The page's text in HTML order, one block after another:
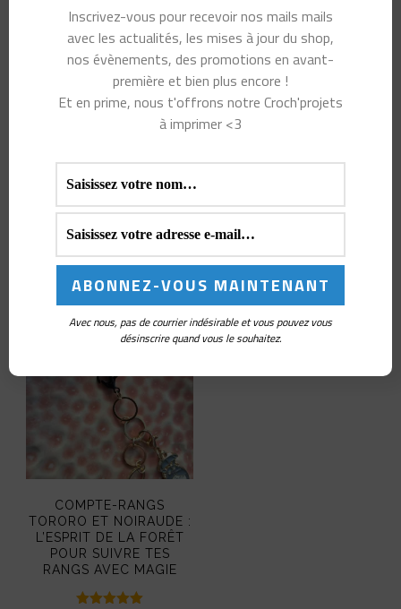
Marqueur de maille
Totoro et Noiraudes :
Crochète avec la magie
Vous aimerez peut-
être aussi…
COMPTE-RANGS
TORORO ET NOIRAUDE :
L’ESPRIT DE LA FORÊT
POUR SUIVRE TES
RANGS AVEC MAGIE
Inscrivez-vous pour recevoir nos mails mails
avec les actualités, les mises à jour du shop,
nos évènements, des promotions en avant-
première et bien plus encore !
Et en prime, nous t'offrons notre Croch'projets
à imprimer <3
Avec nous, pas de courrier indésirable et vous pouvez vous
désinscrire quand vous le souhaitez.